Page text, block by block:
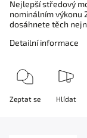
Nejlepší středový
nominálním výkonu
dosáhnete těch
Detailní informace
Zeptat se Hlídat